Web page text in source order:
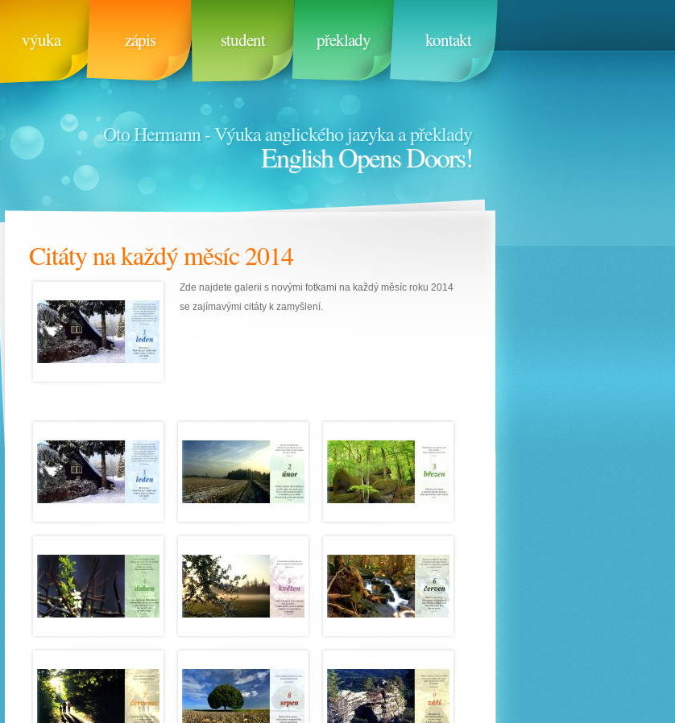
výuka zápis student překlady kontakt
Oto Hermann - Výuka anglického jazyka a překlady
English Opens Doors!
Citáty na každý měsíc 2014
Zde najdete galerii s novými fotkami na každý měsíc roku 2014
se zajímavými citáty k zamyšlení.